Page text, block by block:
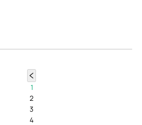
1
2
3
4